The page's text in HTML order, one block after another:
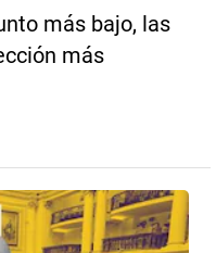
más bajo, las
más